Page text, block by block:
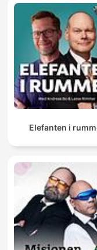
Elefanten i